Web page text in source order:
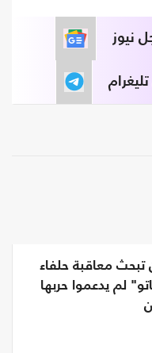
نيوز
معاقبة حلفاء
لم يدعموا حربها